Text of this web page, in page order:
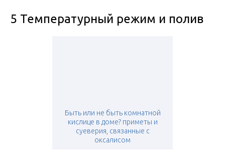
5 Температурный режим и полив
Быть или не быть комнатной
кислице в доме? приметы и
суеверия, связанные с
оксалисом